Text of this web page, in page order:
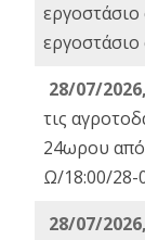
εργοστάσιο
εργοστάσιο
28/07/
τις
24ωρου
Ω/18:00/28-
28/07/